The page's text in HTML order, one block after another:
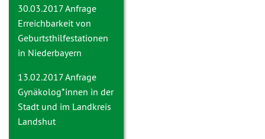
30.03.2017 Anfrage
Erreichbarkeit von
Geburtsthilfestationen
in Niederbayern
13.02.2017 Anfrage
Gynäkolog*innen in der
Stadt und im Landkreis
Landshut